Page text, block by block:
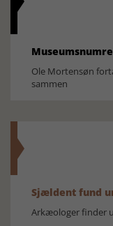
Ole Mortensøn
sammen
Sjældent fund
Arkæologer finder